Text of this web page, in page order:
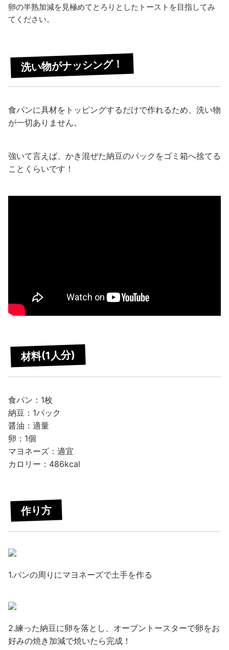
卵の半熟加減を見極めてとろりとしたトーストを目指してみ
てください。
洗い物がナッシング！
食パンに具材をトッピングするだけで作れるため、洗い物
が一切ありません。
強いて言えば、かき混ぜた納豆のパックをゴミ箱へ捨てる
ことくらいです！
材料(1人分)
食パン：1枚
納豆：1パック
醤油：適量
卵：1個
マヨネーズ：適宜
カロリー：486kcal
作り方
1.パンの周りにマヨネーズで土手を作る
2.練った納豆に卵を落とし、オーブントースターで卵をお
好みの焼き加減で焼いたら完成！